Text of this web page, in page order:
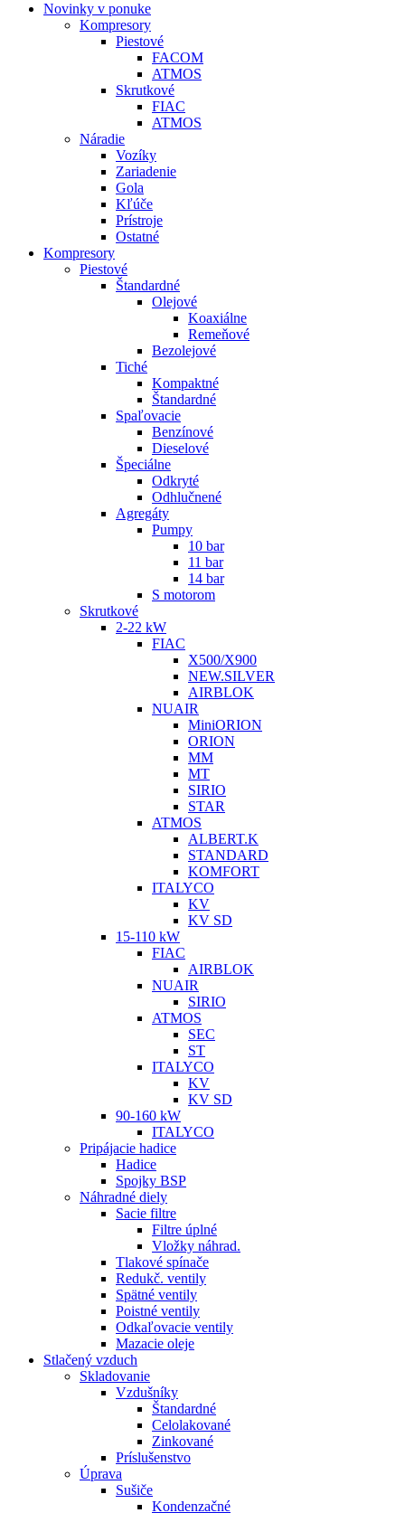
Novinky v ponuke
Kompresory
Piestové
FACOM
ATMOS
Skrutkové
FIAC
ATMOS
Náradie
Vozíky
Zariadenie
Gola
Kľúče
Prístroje
Ostatné
Kompresory
Piestové
Štandardné
Olejové
Koaxiálne
Remeňové
Bezolejové
Tiché
Kompaktné
Štandardné
Spaľovacie
Benzínové
Dieselové
Špeciálne
Odkryté
Odhlučnené
Agregáty
Pumpy
10 bar
11 bar
14 bar
S motorom
Skrutkové
2-22 kW
FIAC
X500/X900
NEW.SILVER
AIRBLOK
NUAIR
MiniORION
ORION
MM
MT
SIRIO
STAR
ATMOS
ALBERT.K
STANDARD
KOMFORT
ITALYCO
KV
KV SD
15-110 kW
FIAC
AIRBLOK
NUAIR
SIRIO
ATMOS
SEC
ST
ITALYCO
KV
KV SD
90-160 kW
ITALYCO
Pripájacie hadice
Hadice
Spojky BSP
Náhradné diely
Sacie filtre
Filtre úplné
Vložky náhrad.
Tlakové spínače
Redukč. ventily
Spätné ventily
Poistné ventily
Odkaľovacie ventily
Mazacie oleje
Stlačený vzduch
Skladovanie
Vzdušníky
Štandardné
Celolakované
Zinkované
Príslušenstvo
Úprava
Sušiče
Kondenzačné